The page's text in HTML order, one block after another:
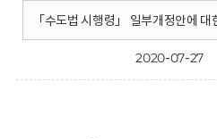
「수도법 시행령」 일부개정안에
2020-07-27